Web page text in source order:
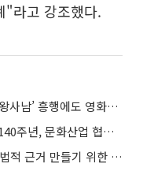
"라고 강조했다.
영화산업 비정규직 1만명 육박
최휘영 장관 “한국과 프랑스 수교 140주년, 문화산업 협력으로 나가야”
최휘영 장관 “AI ‘딸깍 출판’ 규제, 법적 근거 만들기 위한 제도 개선 추진”